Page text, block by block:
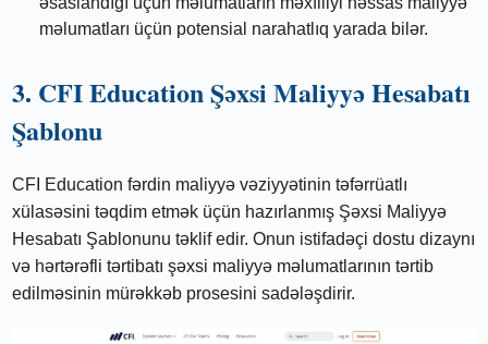
məlumatları üçün potensial narahatlıq yarada bilər.
3. CFI Education Şəxsi Maliyyə Hesabatı
Şablonu
CFI Education fərdin maliyyə vəziyyətinin təfərrüatlı
xülasəsini təqdim etmək üçün hazırlanmış Şəxsi Maliyyə
Hesabatı Şablonunu təklif edir. Onun istifadəçi dostu dizaynı
və hərtərəfli tərtibatı şəxsi maliyyə məlumatlarının tərtib
edilməsinin mürəkkəb prosesini sadələşdirir.